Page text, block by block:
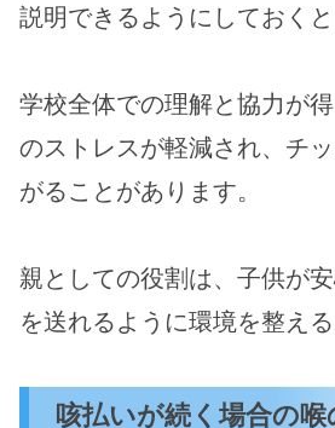
説明できるようにしておくと
学校全体での理解と協力が
のストレスが軽減され、チ
がることがあります。
親としての役割は、子供が
を送れるように環境を整える
咳払いが続く場合の